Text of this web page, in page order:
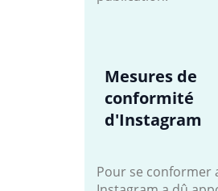
Mesures de
conformité
d'Instagram
Pour se conformer